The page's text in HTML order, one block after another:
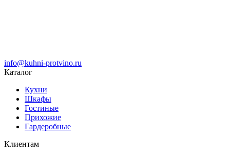
info@kuhni-protvino.ru
Каталог
Кухни
Шкафы
Гостиные
Прихожие
Гардеробные
Клиентам